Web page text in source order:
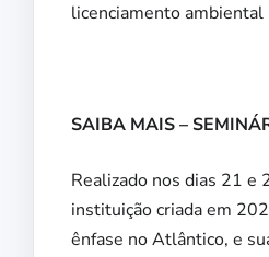
licenciamento ambiental
SAIBA MAIS –
Realizado nos dias 21 e
instituição criada em
ênfase no Atlântico, e